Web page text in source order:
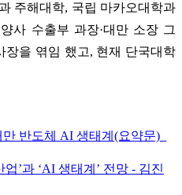
주해대학, 국립 마카오대학과
사 수출부 과장·대만 소장 그
장을 엮임 했고, 현재 단국대학
반도체 AI 생태계(요약문)_
’과 ‘AI 생태계’ 전망 - 김진